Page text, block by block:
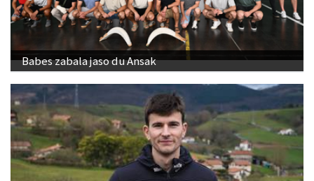
Babes zabala jaso du Ansak